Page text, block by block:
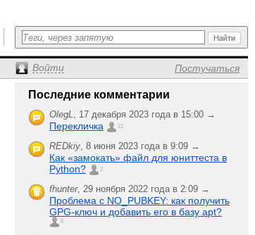
Войти Постучаться
Последние комментарии
OlegL, 17 декабря 2023 года в 15:00 →
Перекличка 21
REDkiy, 8 июня 2023 года в 9:09 →
Как «замокать» файл для юниттеста в
Python?
2
fhunter, 29 ноября 2022 года в 2:09 →
Проблема с NO_PUBKEY: как получить
GPG-ключ и добавить его в базу apt?
6